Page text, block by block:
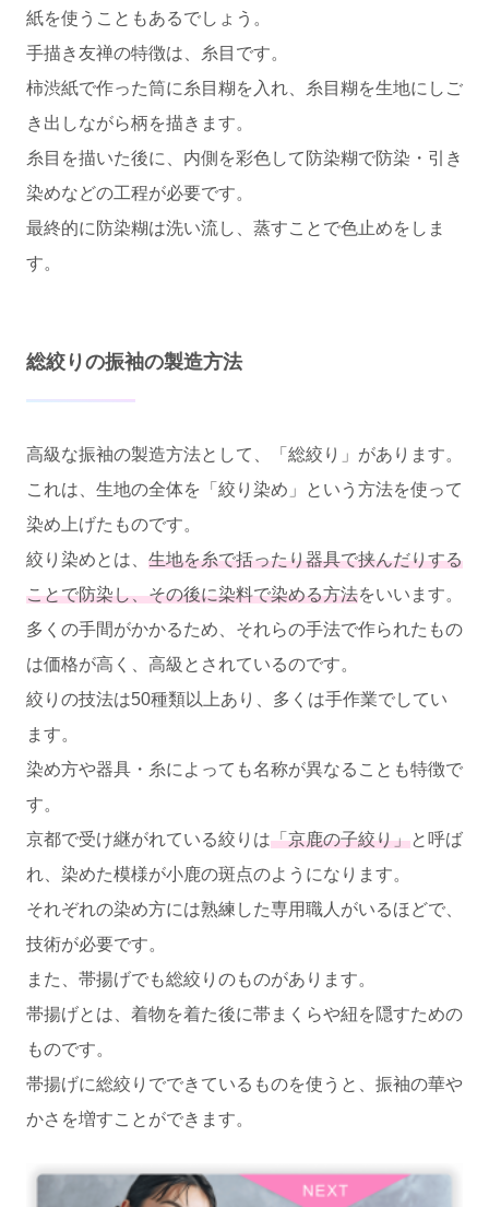
紙を使うこともあるでしょう。
手描き友禅の特徴は、糸目です。
柿渋紙で作った筒に糸目糊を入れ、糸目糊を生地にしご
き出しながら柄を描きます。
糸目を描いた後に、内側を彩色して防染糊で防染・引き
染めなどの工程が必要です。
最終的に防染糊は洗い流し、蒸すことで色止めをしま
す。
総絞りの振袖の製造方法
高級な振袖の製造方法として、「総絞り」があります。
これは、生地の全体を「絞り染め」という方法を使って
染め上げたものです。
絞り染めとは、 生地を糸で括ったり器具で挟んだりする
ことで防染し、その後に染料で染める方法をいいます。
多くの手間がかかるため、それらの手法で作られたもの
は価格が高く、高級とされているのです。
絞りの技法は50種類以上あり、多くは手作業でしてい
ます。
染め方や器具・糸によっても名称が異なることも特徴で
す。
京都で受け継がれている絞りは「京鹿の子絞り」と呼ば
れ、染めた模様が小鹿の斑点のようになります。
それぞれの染め方には熟練した専用職人がいるほどで、
技術が必要です。
また、帯揚げでも総絞りのものがあります。
帯揚げとは、着物を着た後に帯まくらや紐を隠すための
ものです。
帯揚げに総絞りでできているものを使うと、振袖の華や
かさを増すことができます。